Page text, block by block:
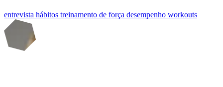
entrevista hábitos treinamento de força desempenho workouts